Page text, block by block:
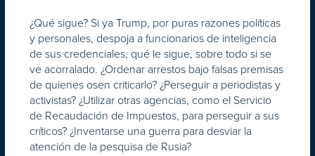
¿Qué sigue? Si ya Trump, por puras razones políticas
y personales, despoja a funcionarios de inteligencia
de sus credenciales, qué le sigue, sobre todo si se
ve acorralado. ¿Ordenar arrestos bajo falsas premisas
de quienes osen criticarlo? ¿Perseguir a periodistas y
activistas? ¿Utilizar otras agencias, como el Servicio
de Recaudación de Impuestos, para perseguir a sus
críticos? ¿Inventarse una guerra para desviar la
atención de la pesquisa de Rusia?